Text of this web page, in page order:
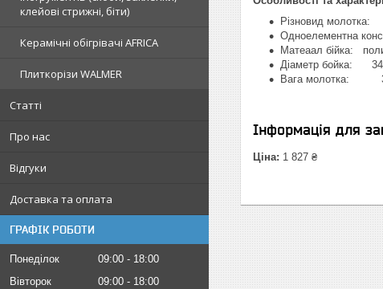
клейові стрижні, біти)
Керамічні обігрівачі AFRICA
Плиткорізи WALMER
Статті
Про нас
Відгуки
Доставка та оплата
ГРАФІК РОБОТИ
Понеділок 09:00
18:00
Вівторок
09:00
18:00
Різновид молотка:
Одноелементна
Матеаал бійка:
Діаметр бойка:
Вага молотка:
Інформація для
Ціна: 1 827 ₴